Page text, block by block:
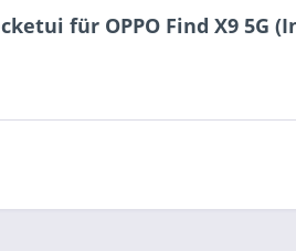
für OPPO Find X9 5G